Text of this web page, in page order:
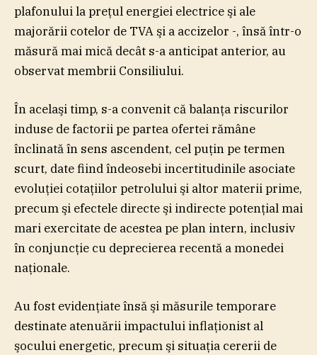
plafonului la preţul energiei electrice şi ale
majorării cotelor de TVA şi a accizelor -, însă într-o
măsură mai mică decât s-a anticipat anterior, au
observat membrii Consiliului.
În acelaşi timp, s-a convenit că balanţa riscurilor
induse de factorii pe partea ofertei rămâne
înclinată în sens ascendent, cel puţin pe termen
scurt, date fiind îndeosebi incertitudinile asociate
evoluţiei cotaţiilor petrolului şi altor materii prime,
precum şi efectele directe şi indirecte potenţial mai
mari exercitate de acestea pe plan intern, inclusiv
în conjuncţie cu deprecierea recentă a monedei
naţionale.
Au fost evidenţiate însă şi măsurile temporare
destinate atenuării impactului inflaţionist al
şocului energetic, precum şi situaţia cererii de